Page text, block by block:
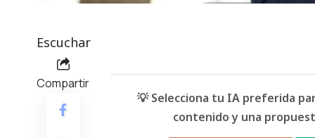
Escuchar
Compartir
💡 Selecciona tu IA preferida
contenido y una